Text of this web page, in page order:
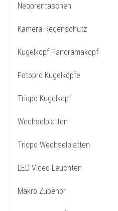
Neoprentaschen
Kamera Regenschutz
Kugelkopf Panoramakopf
Fotopro Kugelköpfe
Triopo Kugelkopf
Wechselplatten
Triopo Wechselplatten
LED Video Leuchten
Makro Zubehör